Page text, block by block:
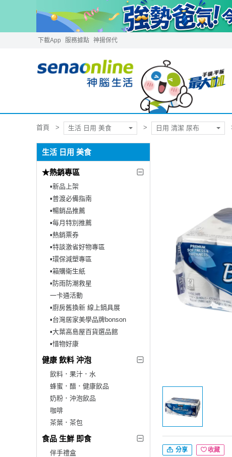
下載App 服務據點 神揚保代
首頁 生活 日用 美食 日用 清潔 尿布
生活 日用 美食
★熱銷專區
▪︎新品上架
▪︎普渡必備指南
▪︎暢銷品推薦
▪︎每月特別推薦
▪︎熱銷票券
▪︎特談激省好物專區
▪︎環保減塑專區
▪︎箱購衛生紙
▪︎防雨防潮救星
一卡通活動
▪︎廚房舊換新 線上鍋具展
▪︎台灣居家美學品牌bonson
▪︎大葉高島屋百貨選品館
▪︎惜物好康
健康 飲料 沖泡
飲料．果汁．水
蜂蜜．醋．健康飲品
奶粉．沖泡飲品
咖啡
茶葉．茶包
食品 生鮮 即食
伴手禮盒
分享 收藏